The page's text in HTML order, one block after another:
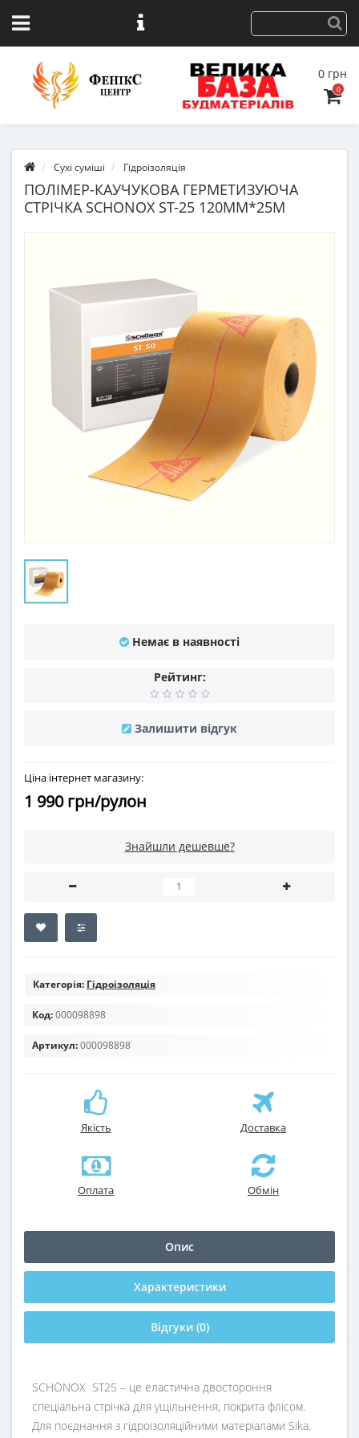
0 грн
0
Сухі суміші Гідроізоляція
ПОЛІМЕР-КАУЧУКОВА ГЕРМЕТИЗУЮЧА
СТРІЧКА SCHONOX ST-25 120ММ*25М
Немає в наявності
Рейтинг:
Залишити відгук
Ціна інтернет магазину:
1 990 грн/рулон
Знайшли дешевше?
Категорія: Гідроізоляція
Код:000098898
Артикул:000098898
Якість Доставка
Оплата Обмін
Опис
Характеристики
Відгуки (0)
SCHÖNOX ST25 – це еластична двостороння
спеціальна стрічка для ущільнення, покрита флісом.
Для поєднання з гідроізоляційними матеріалами Sika.